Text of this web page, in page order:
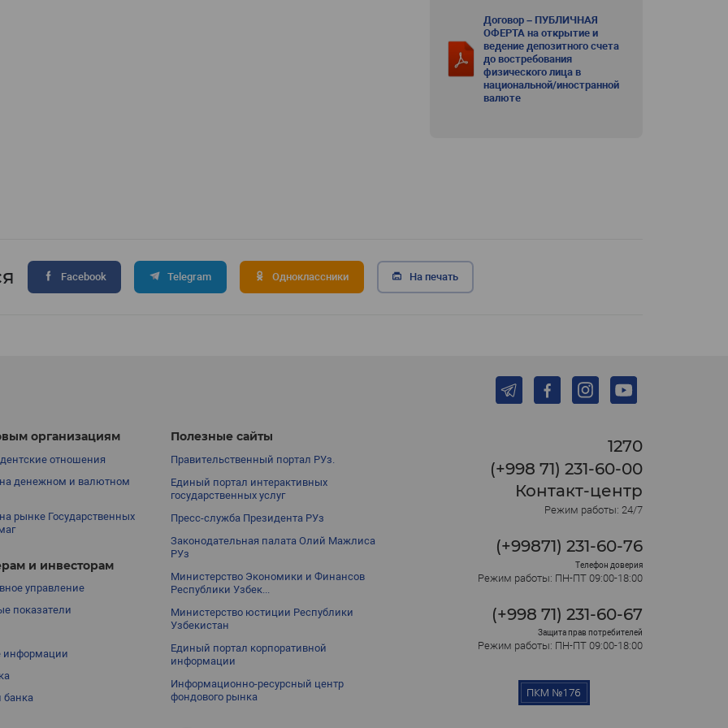
Договор – ПУБЛИЧНАЯ
ОФЕРТА на открытие и
ведение депозитного счета
до востребования
физического лица в
национальной/иностранной
валюте
Facebook Telegram Одноклассники На печать
организациям
отношения
денежном и валютном
рынке Государственных
и инвесторам
управление
показатели
информации
банка
Полезные сайты
Правительственный портал РУз.
Единый портал интерактивных
государственных услуг
Пресс-служба Президента РУз
Законодательная палата Олий Мажлиса
РУз
Министерство Экономики и Финансов
Республики Узбек...
Министерство юстиции Республики
Узбекистан
Единый портал корпоративной
информации
Информационно-ресурсный центр
фондового рынка
1270
(+998 71) 231-60-00
Контакт-центр
Режим работы: 24/7
(+99871) 231-60-76
Телефон доверия
Режим работы: ПН-ПТ 09:00-18:00
(+998 71) 231-60-67
Защита прав потребителей
Режим работы: ПН-ПТ 09:00-18:00